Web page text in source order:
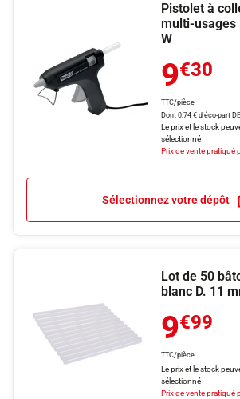
Pistolet à
multi-usages
W
9€30
TTC/pièce
Dont 0,74 € d'éco-part
Le prix et le stock
sélectionné
Prix de vente pratiqué
Sélectionnez votre dépôt
Lot de 50
blanc D. 11
9€99
TTC/pièce
Le prix et le stock
sélectionné
Prix de vente pratiqué